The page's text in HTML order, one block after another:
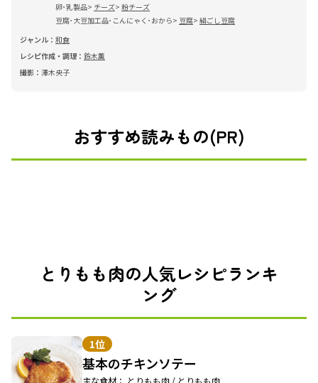
卵･乳製品
チーズ 粉チーズ
豆腐･大豆加工品･こんにゃく･おから
豆腐 絹ごし豆腐
ジャンル： 和食
レシピ作成・調理： 鈴木薫
撮影： 澤木央子
おすすめ読みもの(PR)
とりもも肉の人気レシピランキ
ング
1位
基本のチキンソテー
主な食材： とりもも肉 / とりもも肉